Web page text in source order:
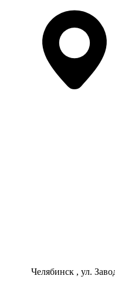
Челябинск , ул.